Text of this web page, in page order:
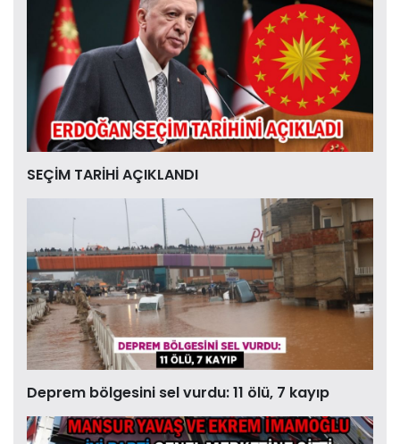
SEÇİM TARİHİ AÇIKLANDI
Deprem bölgesini sel vurdu: 11 ölü, 7 kayıp